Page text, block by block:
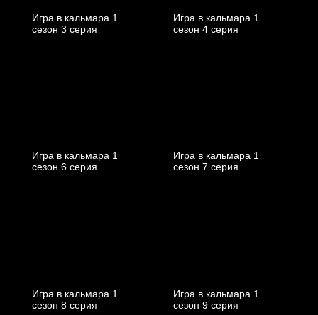
Игра в кальмара 1
cезон 3 cерия
Игра в кальмара 1
cезон 4 cерия
Игра в кальмара 1
cезон 6 cерия
Игра в кальмара 1
cезон 7 cерия
Игра в кальмара 1
cезон 8 cерия
Игра в кальмара 1
cезон 9 cерия